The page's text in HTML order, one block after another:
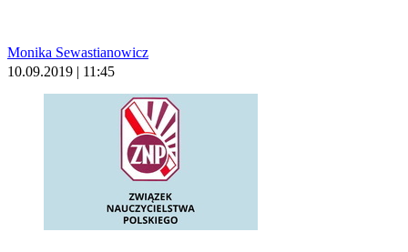
Monika Sewastianowicz
10.09.2019 | 11:45